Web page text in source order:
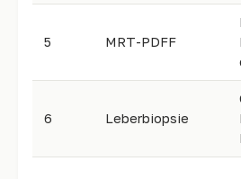
5 MRT-PDFF
6 Leberbiopsie